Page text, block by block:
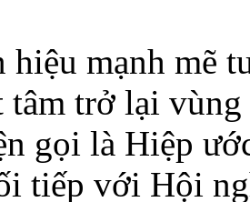
hiệu mạnh mẽ
tâm trở lại
gọi là Hiệp
tiếp với Hội